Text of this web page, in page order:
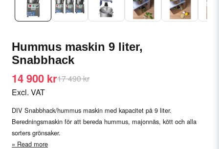
Hummus maskin 9 liter,
Snabbhack
17 490 kr
14 900 kr
Excl. VAT
DIV Snabbhack/hummus maskin med kapacitet på 9 liter.
Beredningsmaskin för att bereda hummus, majonnäs, kött och alla
sorters grönsaker.
Read more